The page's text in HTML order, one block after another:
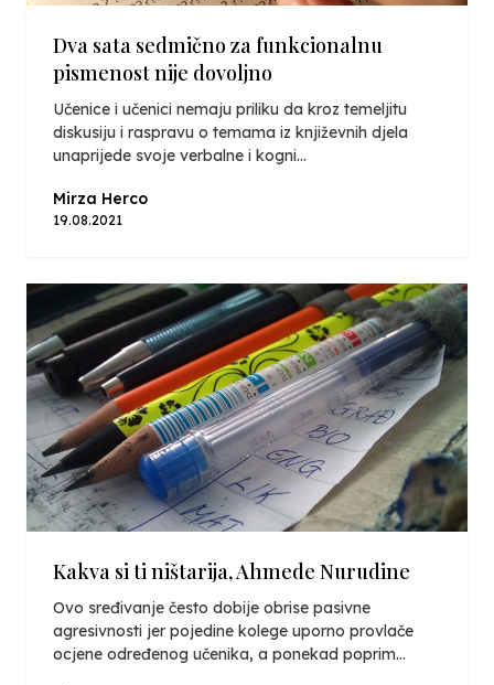
Dva sata sedmično za funkcionalnu
pismenost nije dovoljno
Učenice i učenici nemaju priliku da kroz temeljitu
diskusiju i raspravu o temama iz književnih djela
unaprijede svoje verbalne i kogni...
Mirza Herco
19.08.2021
Kakva si ti ništarija, Ahmede Nurudine
Ovo sređivanje često dobije obrise pasivne
agresivnosti jer pojedine kolege uporno provlače
ocjene određenog učenika, a ponekad poprim...